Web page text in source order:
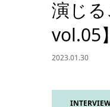
演じ
vol.05】
2023.01.30